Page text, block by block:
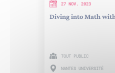
27 NOV. 2023
Diving into Math
TOUT PUBLIC
NANTES UNIVERSITÉ